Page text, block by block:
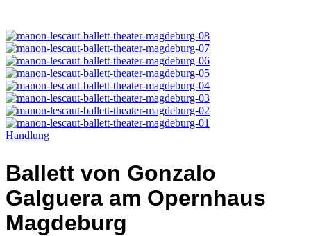
Handlung
Ballett von Gonzalo
Galguera am Opernhaus
Magdeburg